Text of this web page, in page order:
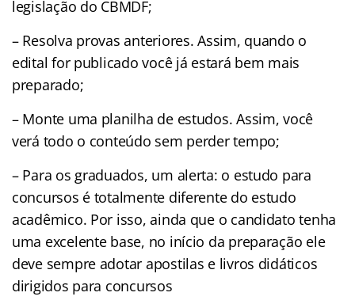
legislação do CBMDF;
– Resolva provas anteriores. Assim, quando o
edital for publicado você já estará bem mais
preparado;
– Monte uma planilha de estudos. Assim, você
verá todo o conteúdo sem perder tempo;
– Para os graduados, um alerta: o estudo para
concursos é totalmente diferente do estudo
acadêmico. Por isso, ainda que o candidato tenha
uma excelente base, no início da preparação ele
deve sempre adotar apostilas e livros didáticos
dirigidos para concursos